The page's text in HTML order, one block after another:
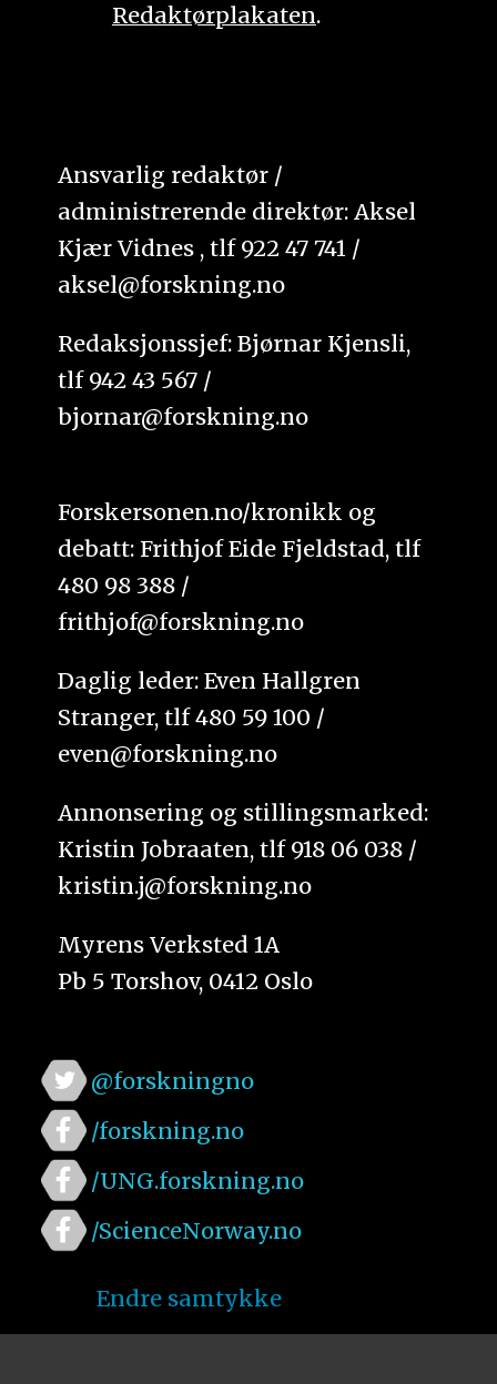
Redaktørplakaten.
Ansvarlig redaktør /
administrerende direktør: Aksel
Kjær Vidnes , tlf 922 47 741 /
aksel@forskning.no
Redaksjonssjef: Bjørnar Kjensli,
tlf 942 43 567 /
bjornar@forskning.no
Forskersonen.no/kronikk og
debatt: Frithjof Eide Fjeldstad, tlf
480 98 388 /
frithjof@forskning.no
Daglig leder: Even Hallgren
Stranger, tlf 480 59 100 /
even@forskning.no
Annonsering og stillingsmarked:
Kristin Jobraaten, tlf 918 06 038 /
kristin.j@forskning.no
Myrens Verksted 1A
Pb 5 Torshov, 0412 Oslo
@forskningno
/forskning.no
/UNG.forskning.no
/ScienceNorway.no
Endre samtykke